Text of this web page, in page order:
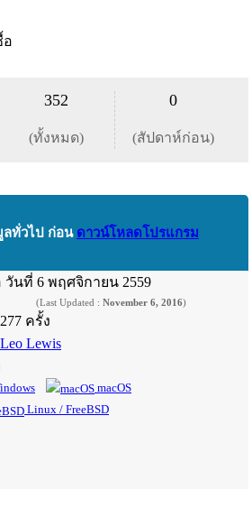
อ
352
(ทั้งหมด)
0
(สัปดาห์ก่อน)
ลทั่วไป ก่อน ดาวน์โหลดโปรแกรม
วันที่ 6 พฤศจิกายน 2559
(Last Updated : November 6, 2016)
ครั้ง
Lewis
macOS
Linux / FreeBSD